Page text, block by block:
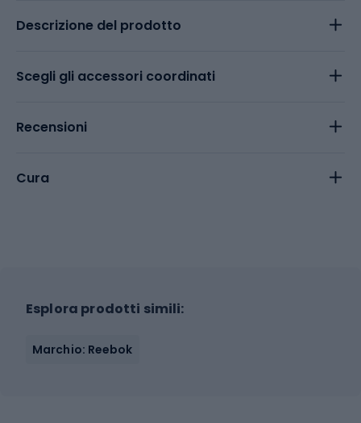
Descrizione del prodotto
Scegli gli accessori coordinati
Recensioni
Cura
Esplora prodotti simili:
Marchio: Reebok